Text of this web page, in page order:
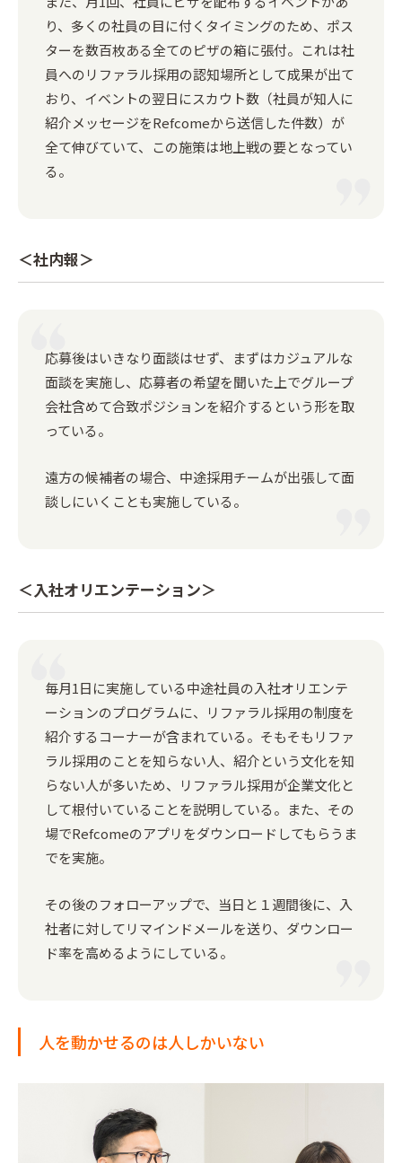
り、多くの社員の目に付くタイミングのため、ポス
ターを数百枚ある全てのピザの箱に張付。これは社
員へのリファラル採用の認知場所として成果が出て
おり、イベントの翌日にスカウト数（社員が知人に
紹介メッセージをRefcomeから送信した件数）が
全て伸びていて、この施策は地上戦の要となってい
る。
＜社内報＞
応募後はいきなり面談はせず、まずはカジュアルな
面談を実施し、応募者の希望を聞いた上でグループ
会社含めて合致ポジションを紹介するという形を取
っている。
遠方の候補者の場合、中途採用チームが出張して面
談しにいくことも実施している。
＜入社オリエンテーション＞
毎月1日に実施している中途社員の入社オリエンテ
ーションのプログラムに、リファラル採用の制度を
紹介するコーナーが含まれている。そもそもリファ
ラル採用のことを知らない人、紹介という文化を知
らない人が多いため、リファラル採用が企業文化と
して根付いていることを説明している。また、その
場でRefcomeのアプリをダウンロードしてもらうま
でを実施。
その後のフォローアップで、当日と１週間後に、入
社者に対してリマインドメールを送り、ダウンロー
ド率を高めるようにしている。
人を動かせるのは人しかいない